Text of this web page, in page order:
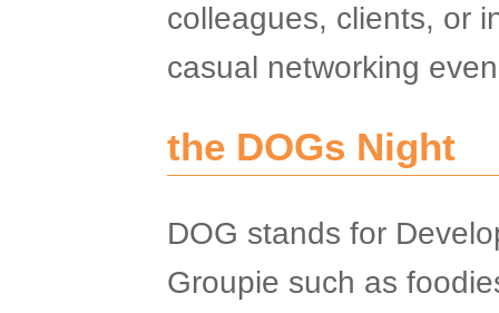
colleagues, clients, or
casual networking
the DOGs Night
DOG stands for
Groupie such as